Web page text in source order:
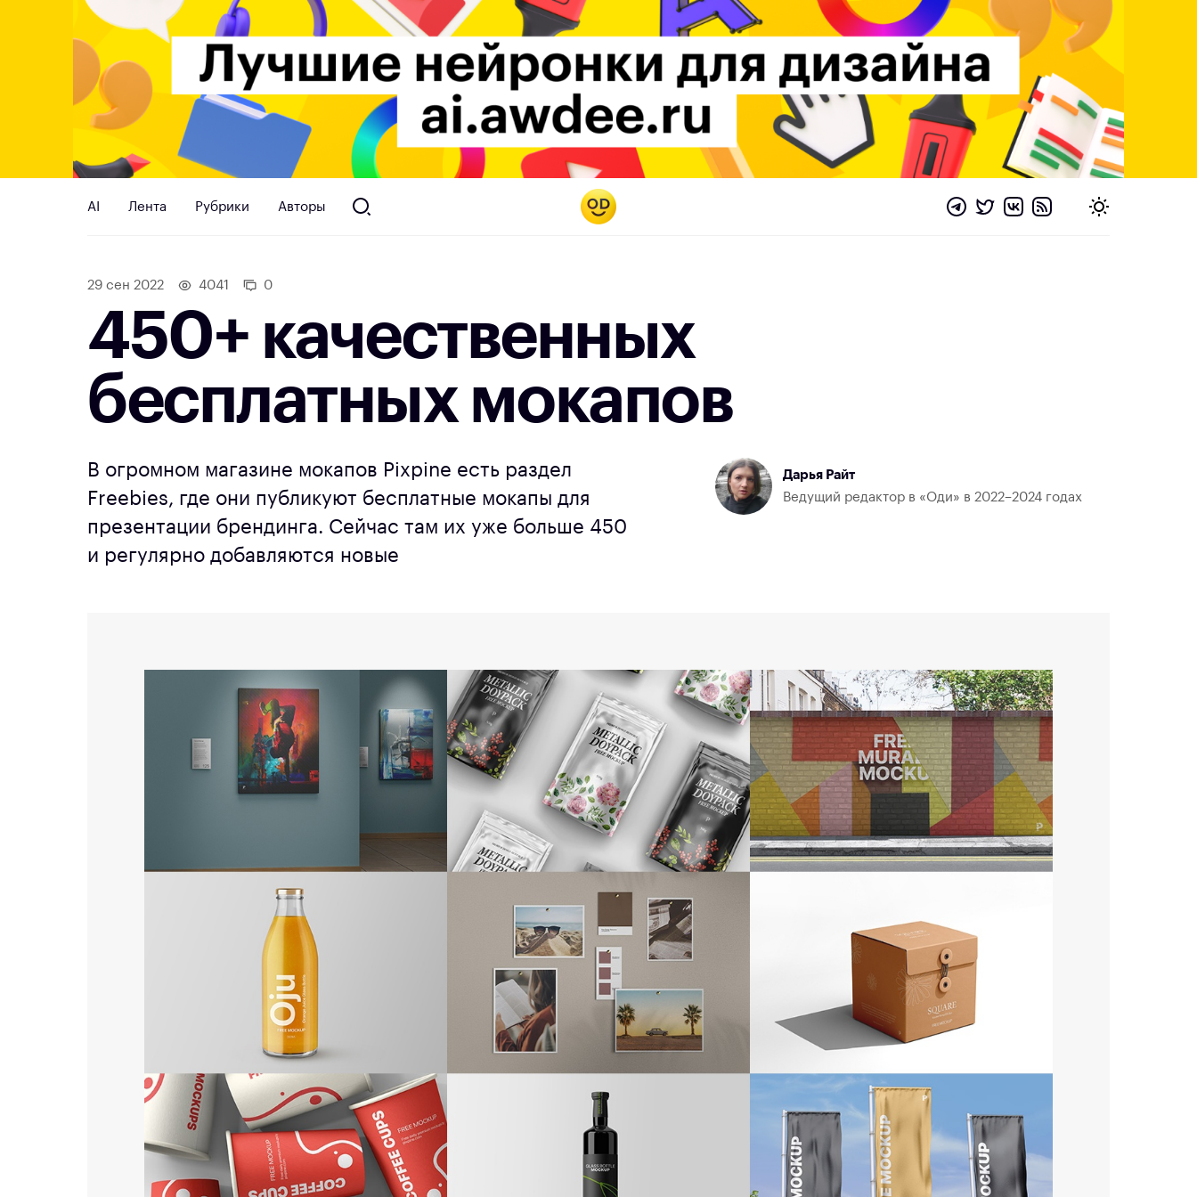
AI Лента Рубрики Авторы
29 сен 2022 4041 0
450+ качественных
бесплатных мокапов
В огромном магазине мокапов Pixpine есть раздел
Freebies, где они публикуют бесплатные мокапы для
презентации брендинга. Сейчас там их уже больше 450
и регулярно добавляются новые
Дарья Райт
Ведущий редактор в «Оди» в 2022–2024 годах